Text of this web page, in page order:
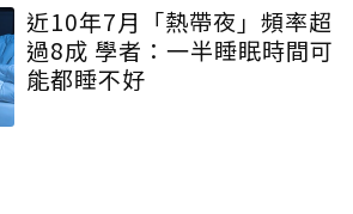
近10年7月「熱帶夜」頻率超
過8成 學者：一半睡眠時間可
能都睡不好